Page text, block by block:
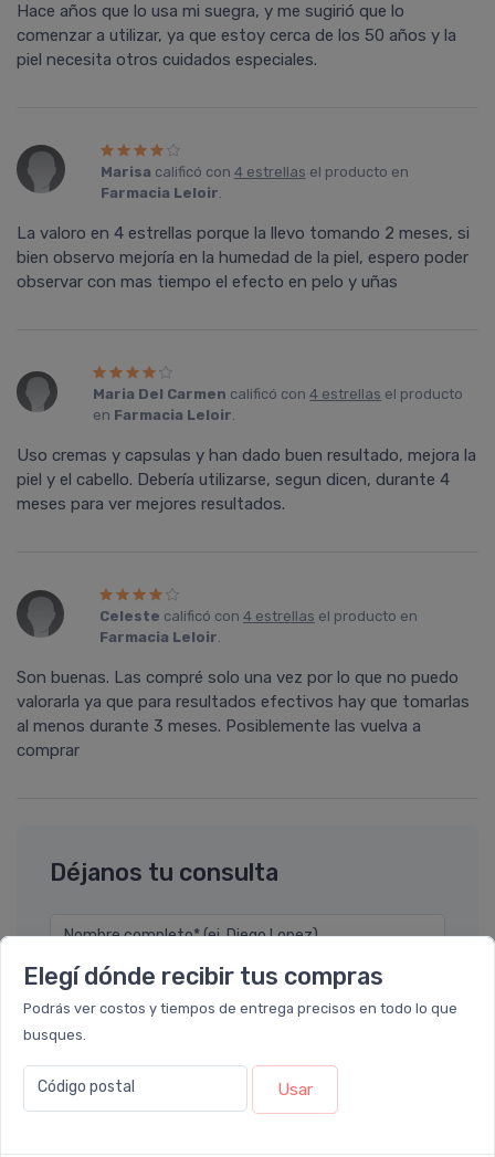
Elegí dónde recibir tus compras
Podrás ver costos y tiempos de entrega precisos en todo lo que
busques.
Código postal Usar
Hace años que lo usa mi suegra, y me sugirió que lo
comenzar a utilizar, ya que estoy cerca de los 50 años y la
piel necesita otros cuidados especiales.
Marisa calificó con 4 estrellas el producto en
Farmacia Leloir.
La valoro en 4 estrellas porque la llevo tomando 2 meses, si
bien observo mejoría en la humedad de la piel, espero poder
observar con mas tiempo el efecto en pelo y uñas
Maria Del Carmen calificó con4 estrellas el producto
en Farmacia Leloir.
Uso cremas y capsulas y han dado buen resultado, mejora la
piel y el cabello. Debería utilizarse, segun dicen, durante 4
meses para ver mejores resultados.
Celeste calificó con 4 estrellas el producto en
Farmacia Leloir.
Son buenas. Las compré solo una vez por lo que no puedo
valorarla ya que para resultados efectivos hay que tomarlas
al menos durante 3 meses. Posiblemente las vuelva a
comprar
Déjanos tu consulta
Nombre completo* (ej. Diego Lopez)
Email* (ej. diego.lopez@email.com)
Teléfono